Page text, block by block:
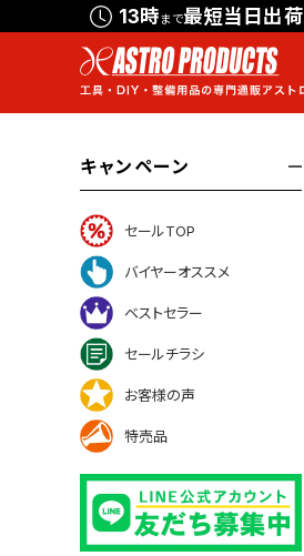
13時まで最短当日出荷
キャンペーン
セールTOP
バイヤーオススメ
ベストセラー
セールチラシ
お客様の声
特売品